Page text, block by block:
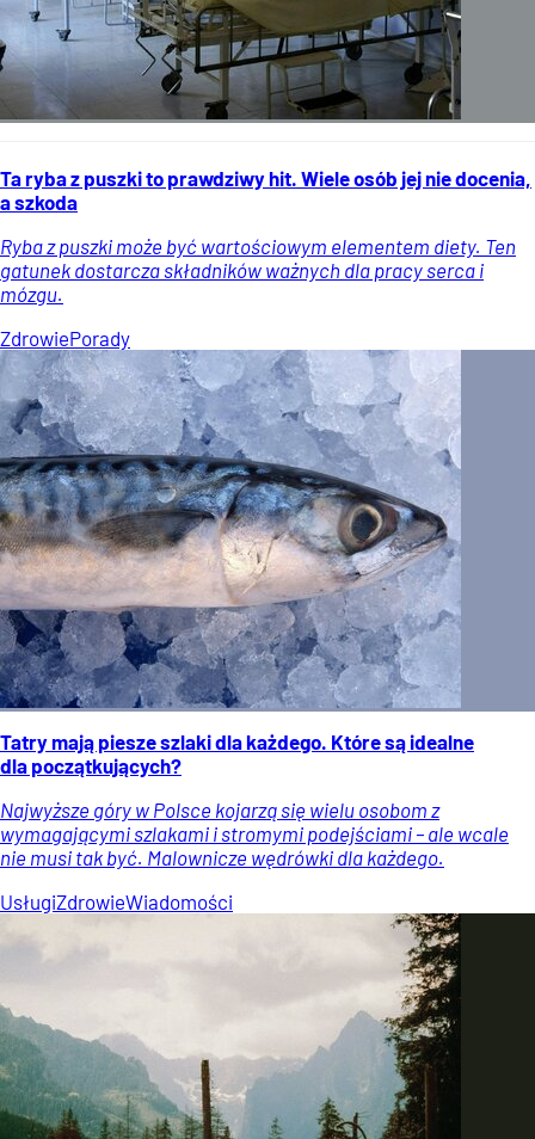
Ta ryba z puszki to prawdziwy hit. Wiele osób jej nie docenia,
a szkoda
Ryba z puszki może być wartościowym elementem diety. Ten
gatunek dostarcza składników ważnych dla pracy serca i
mózgu.
ZdrowiePorady
Tatry mają piesze szlaki dla każdego. Które są idealne
dla początkujących?
Najwyższe góry w Polsce kojarzą się wielu osobom z
wymagającymi szlakami i stromymi podejściami – ale wcale
nie musi tak być. Malownicze wędrówki dla każdego.
UsługiZdrowieWiadomości